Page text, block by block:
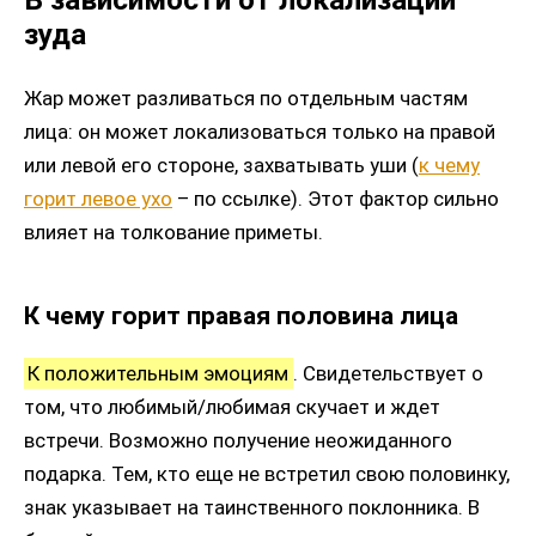
зуда
Жар может разливаться по отдельным частям
лица: он может локализоваться только на правой
или левой его стороне, захватывать уши (к чему
горит левое ухо – по ссылке). Этот фактор сильно
влияет на толкование приметы.
К чему горит правая половина лица
К положительным эмоциям . Свидетельствует о
том, что любимый/любимая скучает и ждет
встречи. Возможно получение неожиданного
подарка. Тем, кто еще не встретил свою половинку,
знак указывает на таинственного поклонника. В